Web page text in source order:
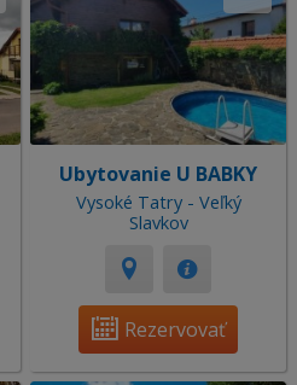
Ubytovanie U BABKY
Vysoké Tatry - Veľký
Slavkov
Rezervovať